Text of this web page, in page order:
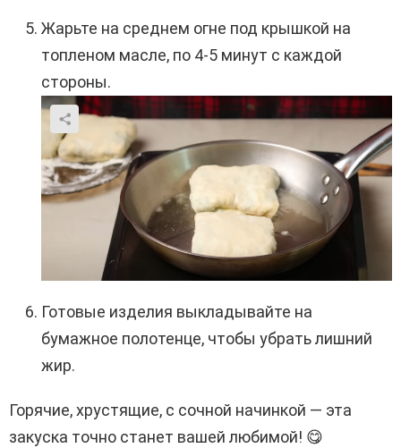
Жарьте на среднем огне под крышкой на
топленом масле, по 4-5 минут с каждой
стороны.
Готовые изделия выкладывайте на
бумажное полотенце, чтобы убрать лишний
жир.
Горячие, хрустящие, с сочной начинкой — эта
закуска точно станет вашей любимой! 😋